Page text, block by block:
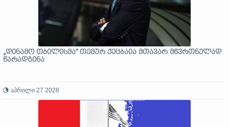
„დინამო თბილისმა“ თემურ ქეცბაია მთავარ მწვრთნელად
წარადგინა
აპრილი 27 2026